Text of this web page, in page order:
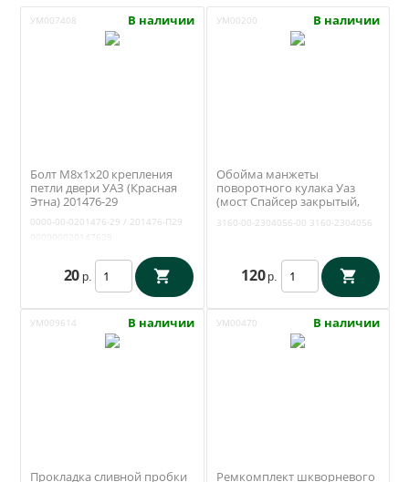
УМ007408 В наличии
Болт М8х1х20 крепления
петли двери УАЗ (Красная
Этна) 201476-29
0000-00-0201476-29 / 201476-П29
000000020147629
20 р.
УМ00200 В наличии
Обойма манжеты
поворотного кулака Уаз
(мост Спайсер закрытый,
УАЗ) 3160-00-2304056-00
3160-00-2304056-00 3160-2304056
120 р.
УМ009614 В наличии
Прокладка сливной пробки
УМ00470 В наличии
Ремкомплект шкворневого